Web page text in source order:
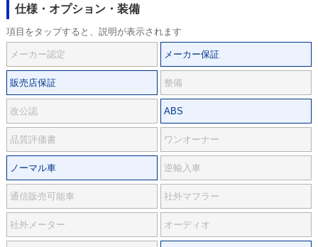
仕様・オプション・装備
項目をタップすると、説明が表示されます
メーカー認定 メーカー保証
販売店保証 整備
改公認 ABS
品質評価書 ワンオーナー
ノーマル車 逆輸入車
通信販売可能車 社外マフラー
社外メーター オーディオ